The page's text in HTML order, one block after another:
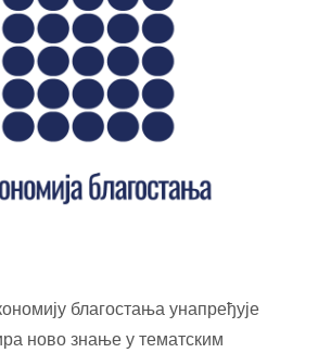
благостања унапређује
ново знање у тематским